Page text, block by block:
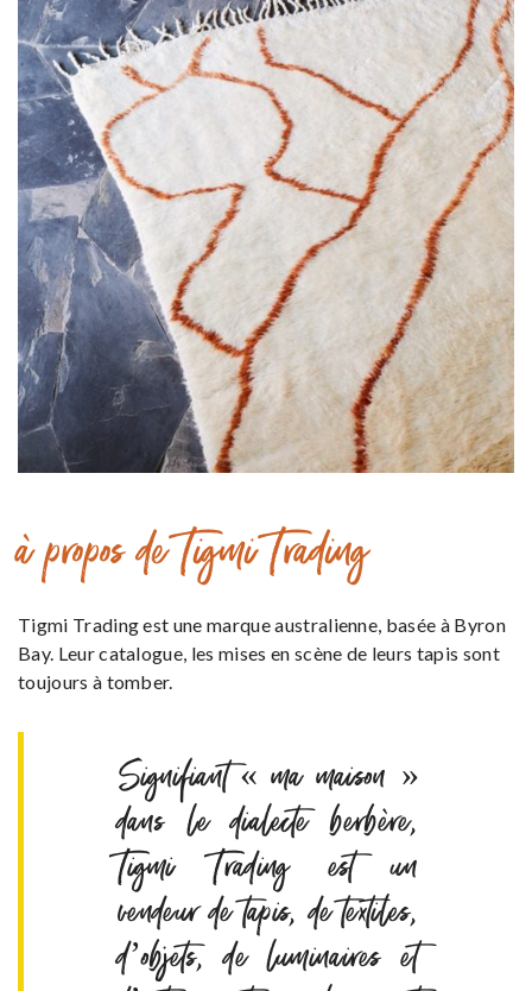
à propos de Tigmi Trading
Tigmi Trading est une marque australienne, basée à Byron
Bay. Leur catalogue, les mises en scène de leurs tapis sont
toujours à tomber.
Signifiant « ma maison »
dans le dialecte berbère,
Tigmi Trading est un
vendeur de tapis, de textiles,
d’objets, de luminaires et